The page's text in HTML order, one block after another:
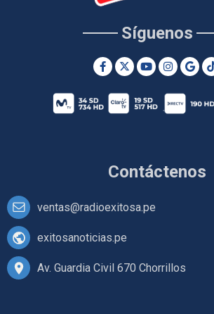
Contáctenos
ventas@radioexitosa.pe
exitosanoticias.pe
Av. Guardia Civil 670 Chorrillos
Síguenos